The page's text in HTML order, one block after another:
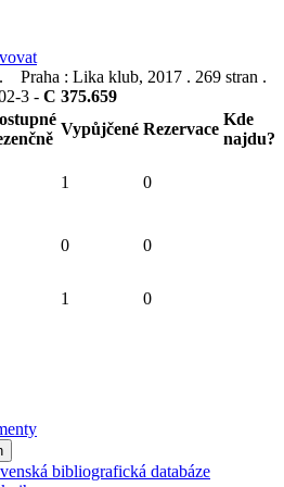
Praha : Lika klub, 2017 . 269 stran .
3 - C 375.659
Vypůjčené Rezervace
Kde
najdu?
1 0
0 0
1 0
bibliografická databáze